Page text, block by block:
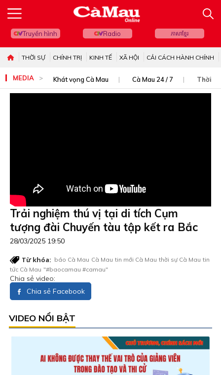
Truyền hình Radio ភាសាខ្មែរ
THỜI SỰ CHÍNH TRỊ KINH TẾ XÃ HỘI CẢI CÁCH HÀNH CHÍNH
MEDIA Khát vọng Cà Mau Cà Mau 24 / 7 Thời sự
Trải nghiệm thú vị tại di tích Cụm
tượng đài Chuyến tàu tập kết ra Bắc
28/03/2025 19:50
Từ khóa: báo Cà Mau Cà Mau tin mới Cà Mau thời sự Cà Mau tin
tức Cà Mau "#baocamau #camau"
Chia sẻ video:
Chia sẻ Facebook
VIDEO NỔI BẬT